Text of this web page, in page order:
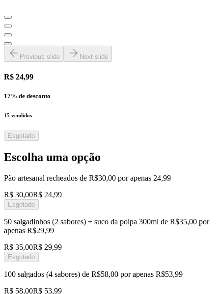
Previous slide Next slide
R$ 24,99
17% de desconto
15 vendidos
Esgotado
Escolha uma opção
Pão artesanal recheados de R$30,00 por apenas 24,99
R$ 30,00R$ 24,99
Esgotado
50 salgadinhos (2 sabores) + suco da polpa 300ml de R$35,00 por
apenas R$29,99
R$ 35,00R$ 29,99
Esgotado
100 salgados (4 sabores) de R$58,00 por apenas R$53,99
R$ 58,00R$ 53,99